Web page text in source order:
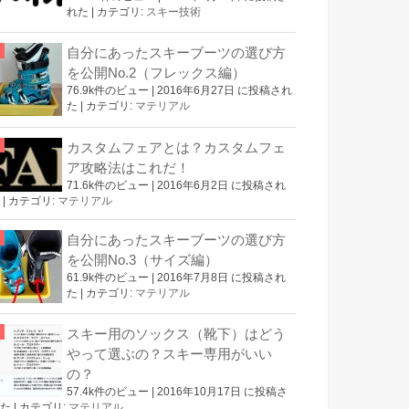
れた
カテゴリ: スキー技術
自分にあったスキーブーツの選び方
を公開No.2（フレックス編）
76.9k件のビュー
2016年6月27日 に投稿され
た
カテゴリ: マテリアル
カスタムフェアとは？カスタムフェ
ア攻略法はこれだ！
71.6k件のビュー | 2016年6月2日 に投稿され
| カテゴリ: マテリアル
自分にあったスキーブーツの選び方
を公開No.3（サイズ編）
61.9k件のビュー | 2016年7月8日 に投稿され
た | カテゴリ: マテリアル
スキー用のソックス（靴下）はどう
やって選ぶの？スキー専用がいい
の？
57.4k件のビュー
2016年10月17日 に投稿さ